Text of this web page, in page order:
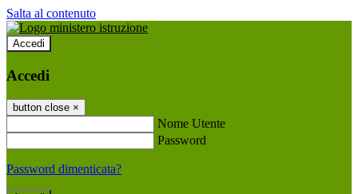
Salta al contenuto
Accedi
Accedi
button close ×
Nome Utente
Password
Password dimenticata?